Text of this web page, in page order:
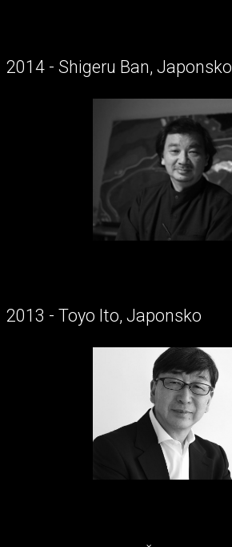
2014 - Shigeru Ban, Japonsko
2013 - Toyo Ito, Japonsko